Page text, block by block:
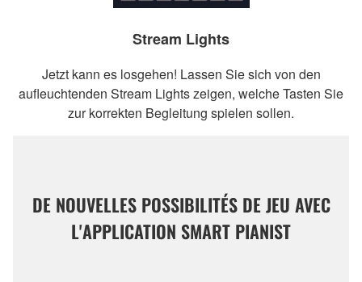
Stream Lights
Jetzt kann es losgehen! Lassen Sie sich von den
aufleuchtenden Stream Lights zeigen, welche Tasten Sie
zur korrekten Begleitung spielen sollen.
DE NOUVELLES POSSIBILITÉS DE JEU AVEC
L'APPLICATION SMART PIANIST